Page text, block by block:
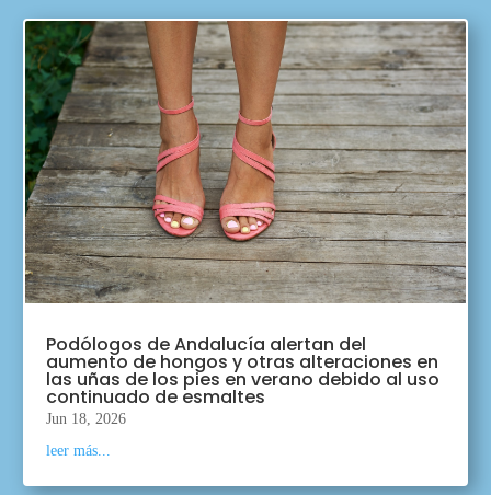
Podólogos de Andalucía alertan del
aumento de hongos y otras alteraciones en
las uñas de los pies en verano debido al uso
continuado de esmaltes
Jun 18, 2026
leer más...